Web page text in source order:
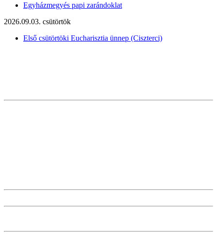
Egyházmegyés papi zarándoklat
2026.09.03. csütörtök
Első csütörtöki Eucharisztia ünnep (Ciszterci)